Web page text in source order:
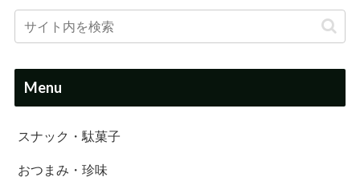
Menu
スナック・駄菓子
おつまみ・珍味